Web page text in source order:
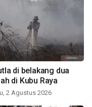
di belakang dua
di Kubu Raya
2 Agustus 2026